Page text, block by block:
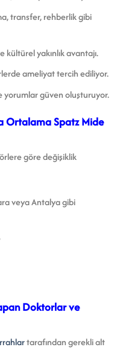
transfer, rehberlik gibi
kültürel yakınlık avantajı.
ameliyat tercih ediliyor.
yorumlar güven oluşturuyor.
Ortalama Spatz Mide
göre değişiklik
veya Antalya gibi
Doktorlar ve
tarafından gerekli alt